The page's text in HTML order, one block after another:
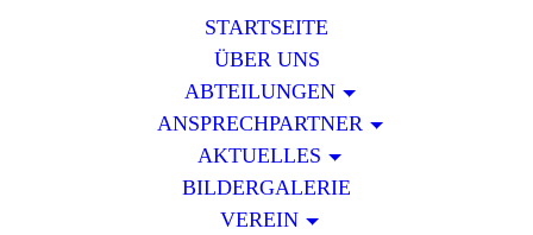
STARTSEITE
ÜBER UNS
ABTEILUNGEN
ANSPRECHPARTNER
AKTUELLES
BILDERGALERIE
VEREIN